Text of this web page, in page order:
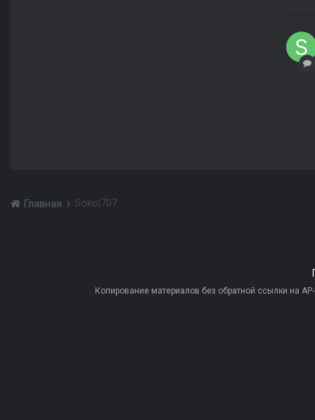
Главная Sokol707
Копирование материалов без обратной ссылки на